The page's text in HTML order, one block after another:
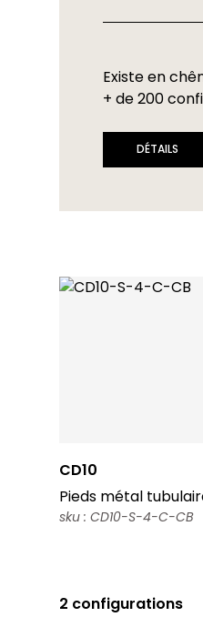
Existe en
+ de 200
DÉTAILS
CD10
Pieds métal
sku : CD10-S-4-C-CB
2 configurations